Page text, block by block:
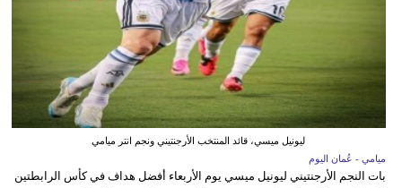
ليونيل ميسي، قائد المنتخب الأرجنتيني ونجم انتر ميامي
ميامي - عُمان اليوم
بات النجم الأرجنتيني ليونيل ميسي يوم الأربعاء أفضل هداف في كأس الرابطتين